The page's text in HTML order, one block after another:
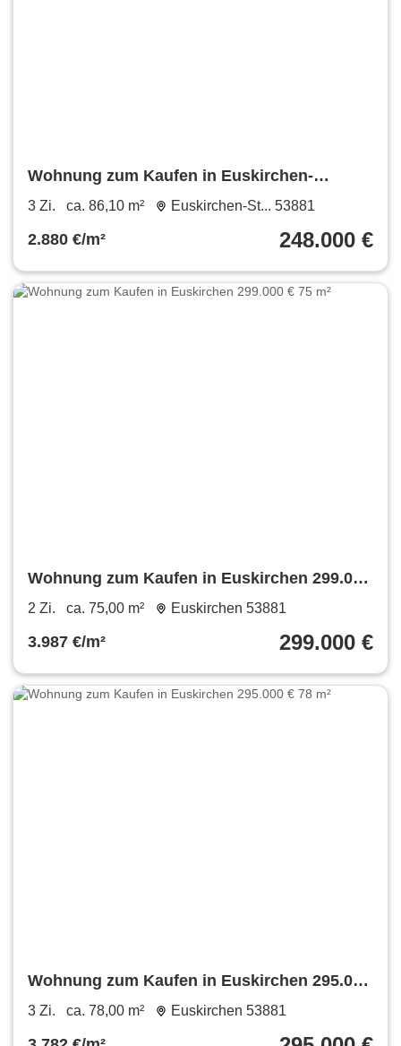
Wohnung zum Kaufen in Euskirchen-
Stotzheim 248.000 € 86.1 m²
3 Zi. ca. 86,10 m² Euskirchen-St... 53881
2.880 €/m² 248.000 €
Wohnung zum Kaufen in Euskirchen 299.000
€ 75 m²
2 Zi. ca. 75,00 m² Euskirchen 53881
3.987 €/m² 299.000 €
Wohnung zum Kaufen in Euskirchen 295.000
€ 78 m²
3 Zi. ca. 78,00 m² Euskirchen 53881